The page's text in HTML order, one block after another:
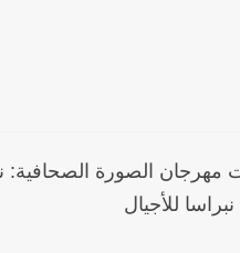
مهرجان الصورة الصحافية:
للأجيال